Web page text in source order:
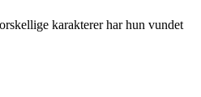
karakterer har hun vundet